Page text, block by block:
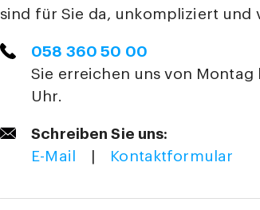
sind für Sie da, unkompliziert und
058 360 50 00
Sie erreichen uns von Montag
Uhr.
Schreiben Sie uns:
E-Mail
Kontaktformular